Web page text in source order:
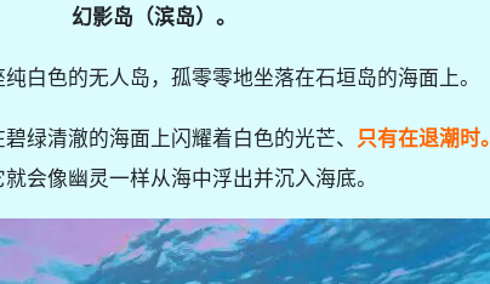
幻影岛（滨岛）。
白色的无人岛，孤零零地坐落在石垣岛的海面上。
绿清澈的海面上闪耀着白色的光芒、 只有在退潮时。
会像幽灵一样从海中浮出并沉入海底。